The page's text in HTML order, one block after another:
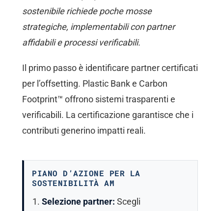
sostenibile richiede poche mosse
strategiche, implementabili con partner
affidabili e processi verificabili.
Il primo passo è identificare partner certificati
per l’offsetting. Plastic Bank e Carbon
Footprint™ offrono sistemi trasparenti e
verificabili. La certificazione garantisce che i
contributi generino impatti reali.
PIANO D’AZIONE PER LA
SOSTENIBILITÀ AM
Selezione partner: Scegli